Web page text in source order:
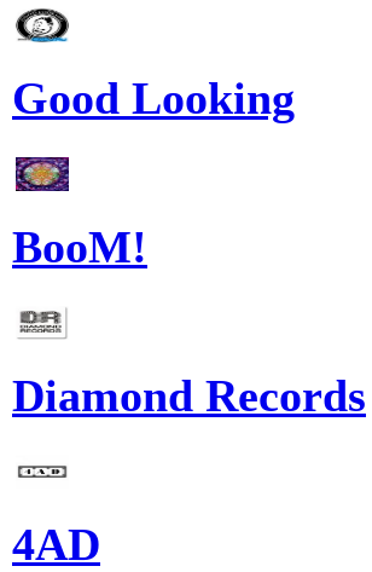
Good Looking
BooM!
Diamond Records
4AD